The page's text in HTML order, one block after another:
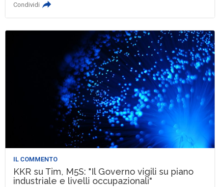
Condividi
IL COMMENTO
KKR su Tim, M5S: "Il Governo vigili su piano
industriale e livelli occupazionali"